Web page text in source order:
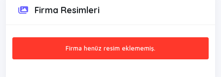
Firma Resimleri
Firma henüz resim eklememiş.